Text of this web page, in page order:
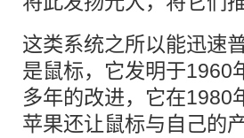
这类系统之所以能迅速
是鼠标，它发明于1960
多年的改进，它在1980
苹果还让鼠标与自己的